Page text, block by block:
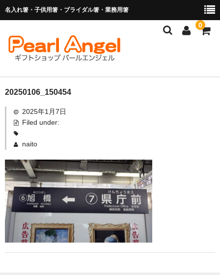
名入れ箸・子供用箸・ブライダル箸・業務用箸
0
商品を探す
お子様の入卒園に
業務用箸（食洗機対応）
マイ箸・箸袋
ご利用ガイド
よくあるご質問
20250106_150454
2025年1月7日
Filed under:
naito